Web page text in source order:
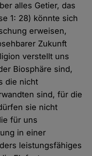
alles Getier, das
1: 28) könnte sich
erweisen,
Zukunft
verstellt uns
Biosphäre sind,
die nicht
sind, für die
sie nicht
für uns
in einer
leistungsfähiges